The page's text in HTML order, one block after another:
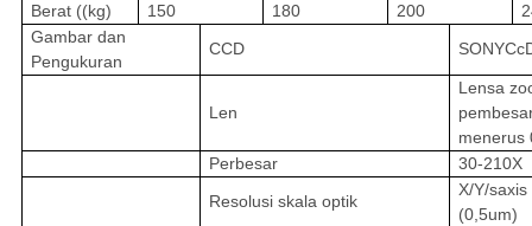
Berat ((kg) 150 180 200
Gambar dan
Pengukuran
CCD
Len
Lensa
menerus
Perbesar
30-210X
Resolusi skala optik
X/Y/
(0,5um)